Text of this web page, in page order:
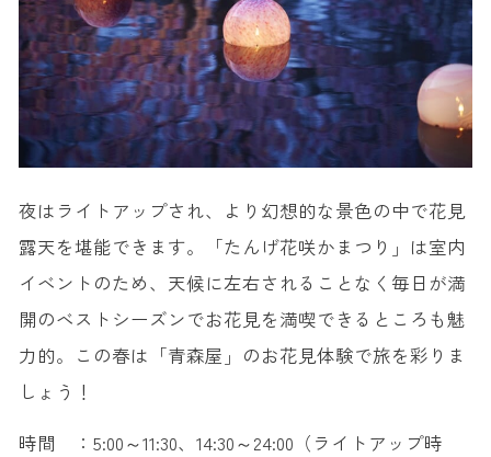
夜はライトアップされ、より幻想的な景色の中で花見
露天を堪能できます。「たんげ花咲かまつり」は室内
イベントのため、天候に左右されることなく毎日が満
開のベストシーズンでお花見を満喫できるところも魅
力的。この春は「青森屋」のお花見体験で旅を彩りま
しょう！
時間 ：5:00～11:30、14:30～24:00（ライトアップ時